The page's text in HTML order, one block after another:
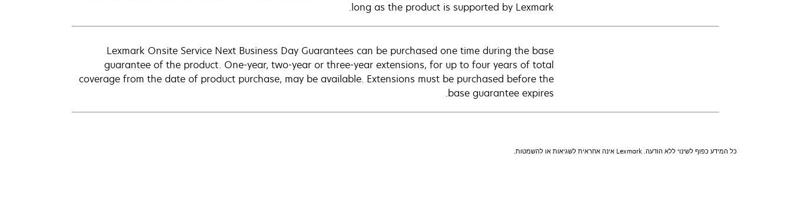
long as the product is supported by Lexmark.
Lexmark Onsite Service Next Business Day Guarantees can be purchased one time during the base
guarantee of the product. One-year, two-year or three-year extensions, for up to four years of total
coverage from the date of product purchase, may be available. Extensions must be purchased before the
base guarantee expires.
כל המידע כפוף לשינוי ללא הודעה. Lexmark אינה אחראית לשגיאות או להשמטות.